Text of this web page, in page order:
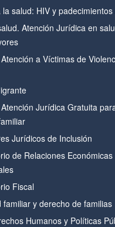
la salud: HIV y
Atención Jurídica en
a Víctimas de
Jurídica Gratuita
Jurídicos de Inclusión
de Relaciones Económicas
Fiscal
familiar y derecho de familias
Humanos y Políticas